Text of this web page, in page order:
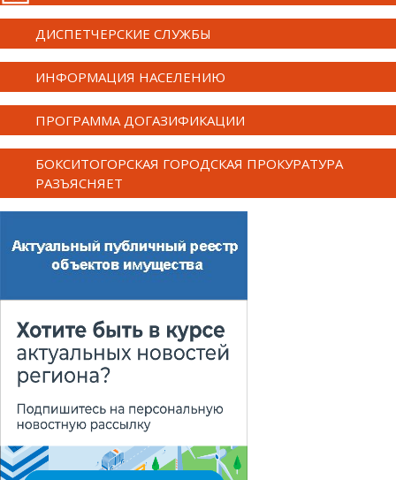
ДИСПЕТЧЕРСКИЕ СЛУЖБЫ
ИНФОРМАЦИЯ НАСЕЛЕНИЮ
ПРОГРАММА ДОГАЗИФИКАЦИИ
БОКСИТОГОРСКАЯ ГОРОДСКАЯ ПРОКУРАТУРА
РАЗЪЯСНЯЕТ